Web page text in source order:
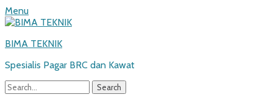
Menu
BIMA TEKNIK
Spesialis Pagar BRC dan Kawat
Search
for: